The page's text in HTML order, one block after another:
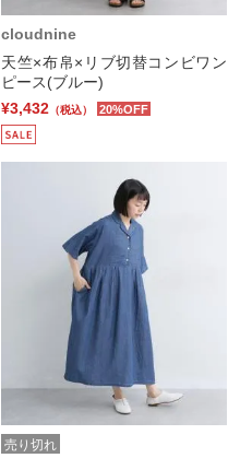
cloudnine
天竺×布帛×リブ切替コンビワン
ピース(ブルー)
¥3,432 （税込） 20%OFF
売り切れ